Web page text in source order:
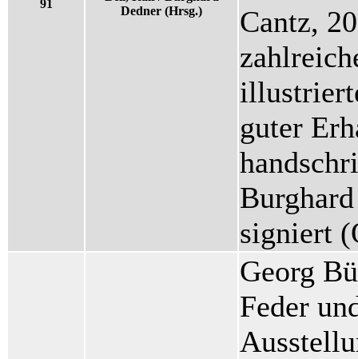
91
Dedner (Hrsg.)
Cantz,
guter
signiert
Georg
Feder